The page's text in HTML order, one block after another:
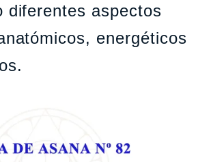
diferentes aspectos
energéticos